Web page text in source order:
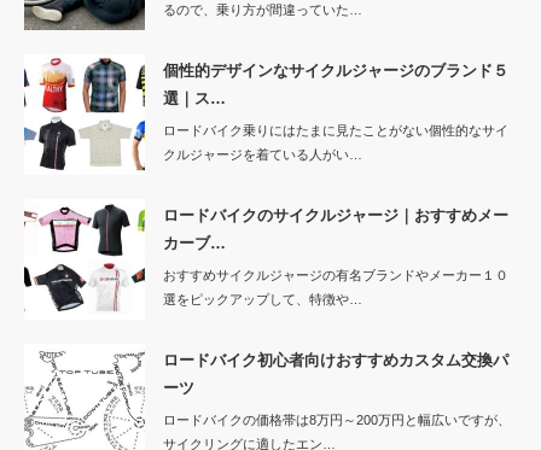
るので、乗り方が間違っていた…
個性的デザインなサイクルジャージのブランド５
選｜ス…
ロードバイク乗りにはたまに見たことがない個性的なサイ
クルジャージを着ている人がい…
ロードバイクのサイクルジャージ｜おすすめメー
カーブ…
おすすめサイクルジャージの有名ブランドやメーカー１０
選をピックアップして、特徴や…
ロードバイク初心者向けおすすめカスタム交換パ
ーツ
ロードバイクの価格帯は8万円～200万円と幅広いですが、
サイクリングに適したエン…